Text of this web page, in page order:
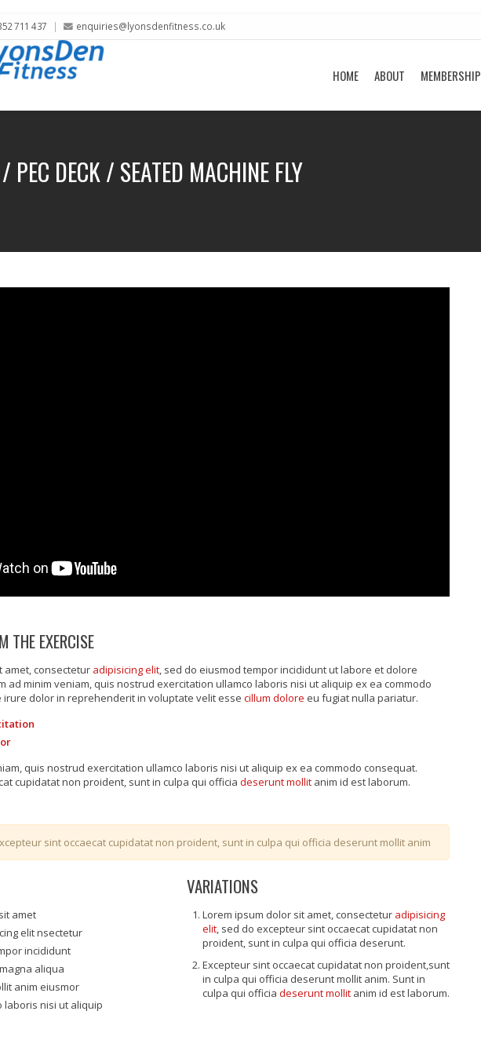
711 437 enquiries@lyonsdenfitness.co.uk
HOME ABOUT MEMBERSHIP
PEC DECK / SEATED MACHINE FLY
THE EXERCISE
amet, consectetur adipisicing elit, sed do eiusmod tempor incididunt ut labore et dolore
ad minim veniam, quis nostrud exercitation ullamco laboris nisi ut aliquip ex ea commodo
irure dolor in reprehenderit in voluptate velit esse cillum dolore eu fugiat nulla pariatur.
quis nostrud exercitation ullamco laboris nisi ut aliquip ex ea commodo consequat.
cupidatat non proident, sunt in culpa qui officia deserunt mollit anim id est laborum.
sint occaecat cupidatat non proident, sunt in culpa qui officia deserunt mollit anim
amet
elit nsectetur
incididunt
aliqua
anim eiusmor
laboris nisi ut aliquip
VARIATIONS
Lorem ipsum dolor sit amet, consectetur adipisicing
elit, sed do excepteur sint occaecat cupidatat non
proident, sunt in culpa qui officia deserunt.
Excepteur sint occaecat cupidatat non proident,sunt
in culpa qui officia deserunt mollit anim. Sunt in
culpa qui officia deserunt mollit anim id est laborum.